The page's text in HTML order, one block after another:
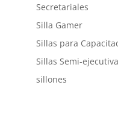
Secretariales
Silla Gamer
Sillas para
Sillas Semi-
sillones